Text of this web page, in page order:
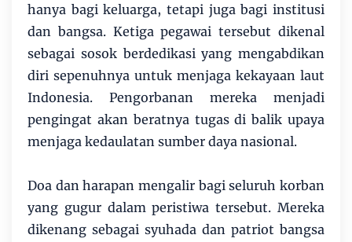
hanya bagi keluarga, tetapi juga bagi institusi
dan bangsa. Ketiga pegawai tersebut dikenal
sebagai sosok berdedikasi yang mengabdikan
diri sepenuhnya untuk menjaga kekayaan laut
Indonesia. Pengorbanan mereka menjadi
pengingat akan beratnya tugas di balik upaya
menjaga kedaulatan sumber daya nasional.
Doa dan harapan mengalir bagi seluruh korban
yang gugur dalam peristiwa tersebut. Mereka
dikenang sebagai syuhada dan patriot bangsa